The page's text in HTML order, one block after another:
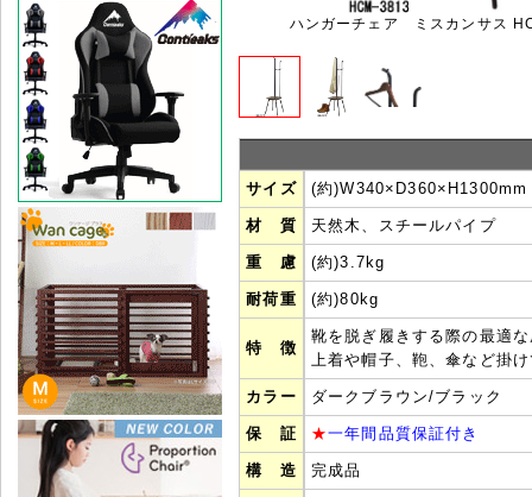
ハンガーチェア ミスカンサス
サイズ (約
材 質 天然木、スチールパイプ
重 慮 (約)3.7kg
耐荷重 (約)80kg
特 徴
靴を脱ぎ履きする際の最適
上着や帽子、鞄、傘など掛
カラー ダークブラウン/ブラック
保 証 ★一年間品質保証付き
構 造 完成品